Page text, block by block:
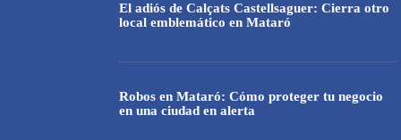
El adiós de Calçats Castellsaguer: Cierra otro
local emblemático en Mataró
Robos en Mataró: Cómo proteger tu negocio
en una ciudad en alerta